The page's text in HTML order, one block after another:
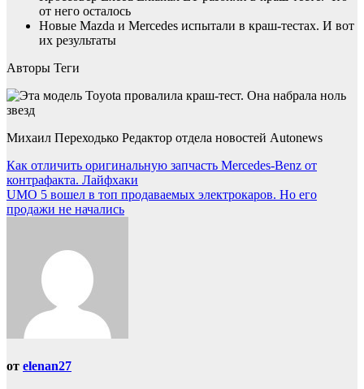
от него осталось
Новые Mazda и Mercedes испытали в краш-тестах. И вот
их результаты
Авторы Теги
Михаил Переходько Редактор отдела новостей Autonews
Навигация
по
записям
Как отличить оригинальную запчасть Mercedes-Benz от
контрафакта. Лайфхаки
UMO 5 вошел в топ продаваемых электрокаров. Но его
продажи не начались
от elenan27